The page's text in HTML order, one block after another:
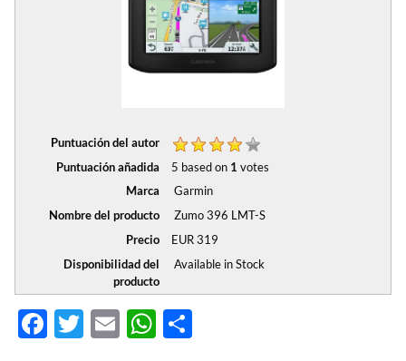
Puntuación del autor
Puntuación añadida
5 based on 1 votes
Marca
Garmin
Nombre del producto
Zumo 396 LMT-S
Precio
EUR319
Disponibilidad del
producto
Available in Stock
F
T
E
W